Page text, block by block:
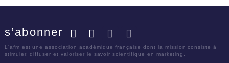
s’abonner
L'afm est une association académique française dont la mission consiste à
stimuler, diffuser et valoriser le savoir scientifique en marketing.